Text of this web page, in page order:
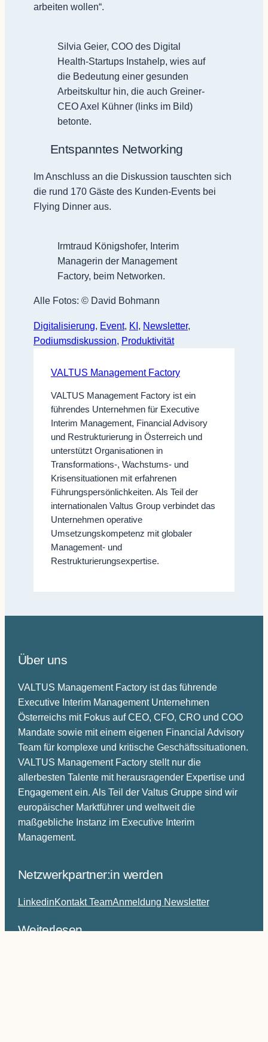
arbeiten wollen“.
Silvia Geier, COO des Digital
Health-Startups Instahelp, wies auf
die Bedeutung einer gesunden
Arbeitskultur hin, die auch Greiner-
CEO Axel Kühner (links im Bild)
betonte.
Entspanntes Networking
Im Anschluss an die Diskussion tauschten sich
die rund 170 Gäste des Kunden-Events bei
Flying Dinner aus.
Irmtraud Königshofer, Interim
Managerin der Management
Factory, beim Networken.
Alle Fotos: © David Bohmann
Digitalisierung Event, KI Newsletter
Podiumsdiskussion Produktivität
VALTUS Management Factory
VALTUS Management Factory ist ein
führendes Unternehmen für Executive
Interim Management, Financial Advisory
und Restrukturierung in Österreich und
unterstützt Organisationen in
Transformations-, Wachstums- und
Krisensituationen mit erfahrenen
Führungspersönlichkeiten. Als Teil der
internationalen Valtus Group verbindet das
Unternehmen operative
Umsetzungskompetenz mit globaler
Management- und
Restrukturierungsexpertise.
Über uns
VALTUS Management Factory ist das führende
Executive Interim Management Unternehmen
Österreichs mit Fokus auf CEO, CFO, CRO und COO
Mandate sowie mit einem eigenen Financial Advisory
Team für komplexe und kritische Geschäftssituationen.
VALTUS Management Factory stellt nur die
allerbesten Talente mit herausragender Expertise und
Engagement ein. Als Teil der Valtus Gruppe sind wir
europäischer Marktführer und weltweit die
maßgebliche Instanz im Executive Interim
Management.
Netzwerkpartner:in werden
LinkedinKontakt TeamAnmeldung Newsletter
Weiterlesen